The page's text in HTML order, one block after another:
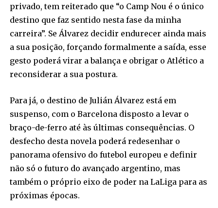
privado, tem reiterado que “o Camp Nou é o único
destino que faz sentido nesta fase da minha
carreira”. Se Álvarez decidir endurecer ainda mais
a sua posição, forçando formalmente a saída, esse
gesto poderá virar a balança e obrigar o Atlético a
reconsiderar a sua postura.
Para já, o destino de Julián Álvarez está em
suspenso, com o Barcelona disposto a levar o
braço-de-ferro até às últimas consequências. O
desfecho desta novela poderá redesenhar o
panorama ofensivo do futebol europeu e definir
não só o futuro do avançado argentino, mas
também o próprio eixo de poder na LaLiga para as
próximas épocas.